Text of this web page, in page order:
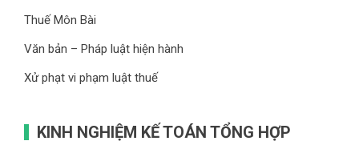
Thuế Môn Bài
Văn bản – Pháp luật hiện hành
Xử phạt vi phạm luật thuế
KINH NGHIỆM KẾ TOÁN TỔNG HỢP